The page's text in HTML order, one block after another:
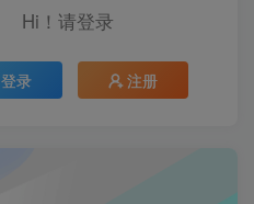
Hi！请登录
登录 注册